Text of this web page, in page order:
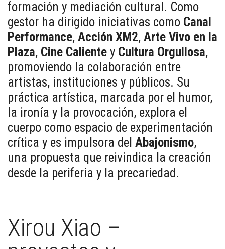
formación y mediación cultural. Como
gestor ha dirigido iniciativas como Canal
Performance, Acción XM2, Arte Vivo en la
Plaza, Cine Caliente y Cultura Orgullosa,
promoviendo la colaboración entre
artistas, instituciones y públicos. Su
práctica artística, marcada por el humor,
la ironía y la provocación, explora el
cuerpo como espacio de experimentación
crítica y es impulsora del Abajonismo,
una propuesta que reivindica la creación
desde la periferia y la precariedad.
Xirou Xiao –